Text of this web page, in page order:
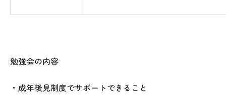
勉強会の内容
・成年後見制度でサポートできること